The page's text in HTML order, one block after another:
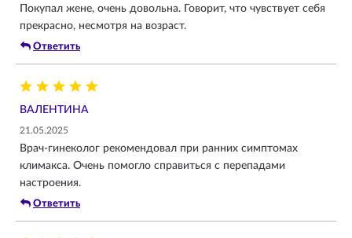
Покупал жене, очень довольна. Говорит, что чувствует себя
прекрасно, несмотря на возраст.
Ответить
ВАЛЕНТИНА
21.05.2025
Врач-гинеколог рекомендовал при ранних симптомах
климакса. Очень помогло справиться с перепадами
настроения.
Ответить